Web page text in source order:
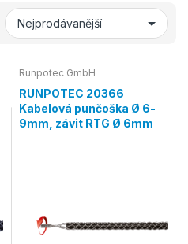
Runpotec GmbH
RUNPOTEC 20366
Kabelová punčoška Ø 6-
9mm, závit RTG Ø 6mm